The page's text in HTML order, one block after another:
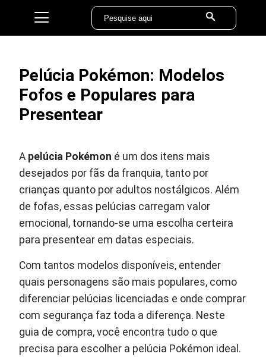
Pelúcia Pokémon: Modelos
Fofos e Populares para
Presentear
A pelúcia Pokémon é um dos itens mais
desejados por fãs da franquia, tanto por
crianças quanto por adultos nostálgicos. Além
de fofas, essas pelúcias carregam valor
emocional, tornando-se uma escolha certeira
para presentear em datas especiais.
Com tantos modelos disponíveis, entender
quais personagens são mais populares, como
diferenciar pelúcias licenciadas e onde comprar
com segurança faz toda a diferença. Neste
guia de compra, você encontra tudo o que
precisa para escolher a pelúcia Pokémon ideal.